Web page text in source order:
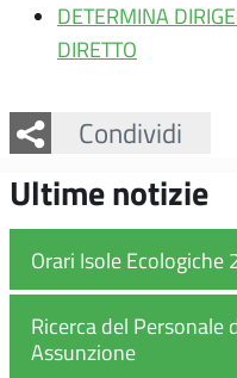
DETERMINA
DIRETTO
Condividi
Facebook
Twitter
Whatsapp
Ultime notizie
Orari Isole Ecologiche
Ricerca del Personale
Assunzione